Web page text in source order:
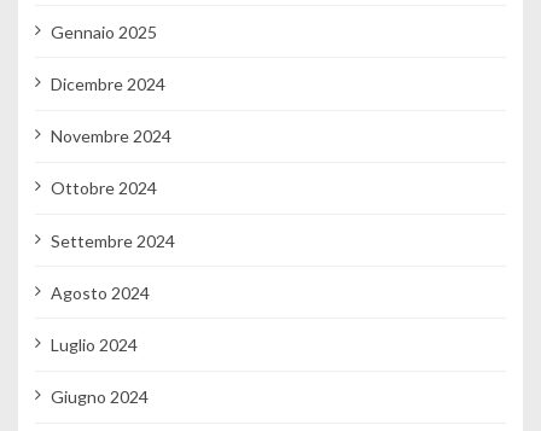
Gennaio 2025
Dicembre 2024
Novembre 2024
Ottobre 2024
Settembre 2024
Agosto 2024
Luglio 2024
Giugno 2024